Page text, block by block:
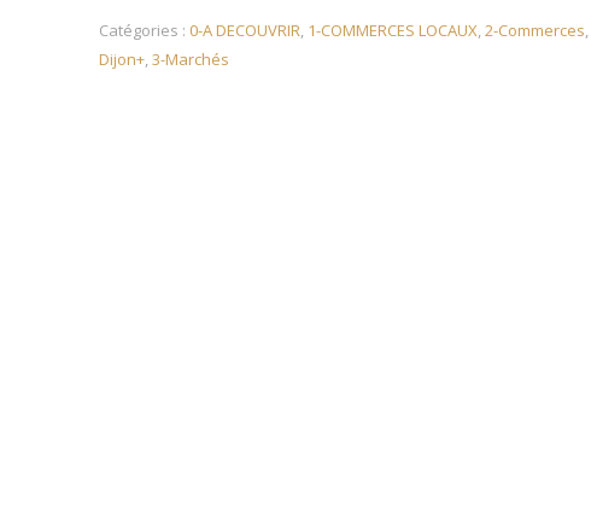
Catégories : 0-A DECOUVRIR, 1-COMMERCES LOCAUX,2-Commerces,
Dijon+,3-Marchés